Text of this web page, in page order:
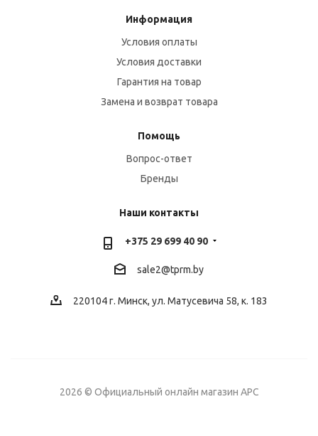
Информация
Условия оплаты
Условия доставки
Гарантия на товар
Замена и возврат товара
Помощь
Вопрос-ответ
Бренды
Наши контакты
+375 29 699 40 90
sale2@tprm.by
220104 г. Минск, ул. Матусевича 58, к. 183
2026 © Официальный онлайн магазин APC